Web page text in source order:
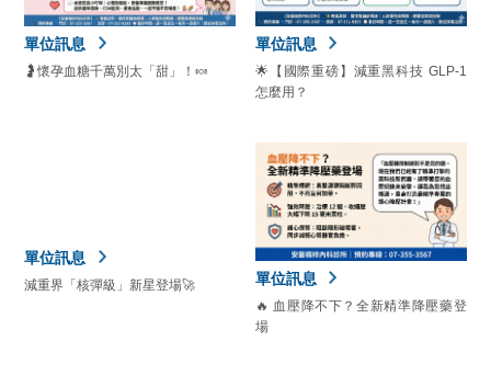
單位訊息
🤰懷孕血糖千萬別太「甜」！🍬
單位訊息
🌟【國際重磅】減重黑科技 GLP-1
怎麼用？
單位訊息
減重界「核彈級」新星登場🚀 單位訊息
🔥 血壓降不下？全新精準降壓藥登
場